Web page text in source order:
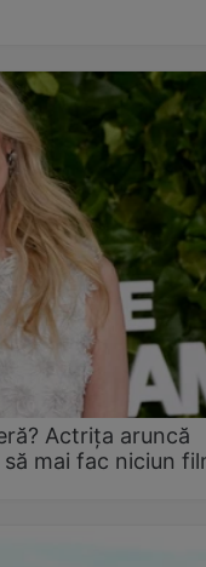
Actrița aruncă
mai fac niciun